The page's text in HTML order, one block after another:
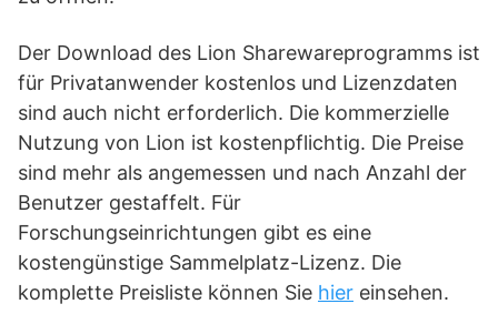
Der Download des Lion Sharewareprogramms ist
für Privatanwender kostenlos und Lizenzdaten
sind auch nicht erforderlich. Die kommerzielle
Nutzung von Lion ist kostenpflichtig. Die Preise
sind mehr als angemessen und nach Anzahl der
Benutzer gestaffelt. Für
Forschungseinrichtungen gibt es eine
kostengünstige Sammelplatz-Lizenz. Die
komplette Preisliste können Sie hier einsehen.